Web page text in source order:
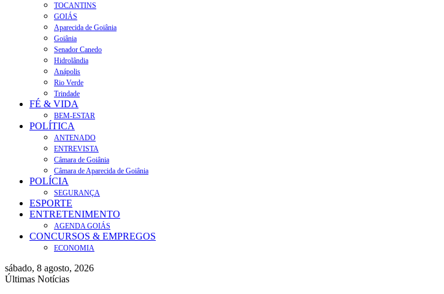
TOCANTINS
GOIÁS
Aparecida de Goiânia
Goiânia
Senador Canedo
Hidrolândia
Anápolis
Rio Verde
Trindade
FÉ & VIDA
BEM-ESTAR
POLÍTICA
ANTENADO
ENTREVISTA
Câmara de Goiânia
Câmara de Aparecida de Goiânia
POLÍCIA
SEGURANÇA
ESPORTE
ENTRETENIMENTO
AGENDA GOIÁS
CONCURSOS & EMPREGOS
ECONOMIA
sábado, 8 agosto, 2026
Últimas Notícias